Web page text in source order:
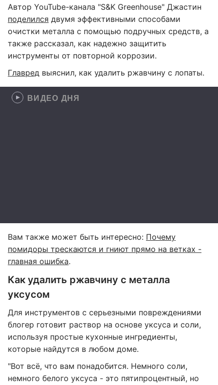
Автор YouTube-канала "S&K Greenhouse" Джастин
поделился двумя эффективными способами
очистки металла с помощью подручных средств, а
также рассказал, как надежно защитить
инструменты от повторной коррозии.
Главред выяснил, как удалить ржавчину с лопаты.
ВИДЕО ДНЯ
Вам также может быть интересно: Почему
помидоры трескаются и гниют прямо на ветках -
главная ошибка.
Как удалить ржавчину с металла
уксусом
Для инструментов с серьезными повреждениями
блогер готовит раствор на основе уксуса и соли,
используя простые кухонные ингредиенты,
которые найдутся в любом доме.
"Вот всё, что вам понадобится. Немного соли,
немного белого уксуса - это пятипроцентный, но